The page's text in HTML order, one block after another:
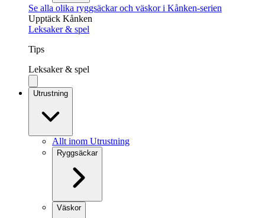
Se alla olika ryggsäckar och väskor i Kånken-serien
Upptäck Kånken
Leksaker & spel
Tips
Leksaker & spel
Utrustning
Allt inom Utrustning
Ryggsäckar
Väskor